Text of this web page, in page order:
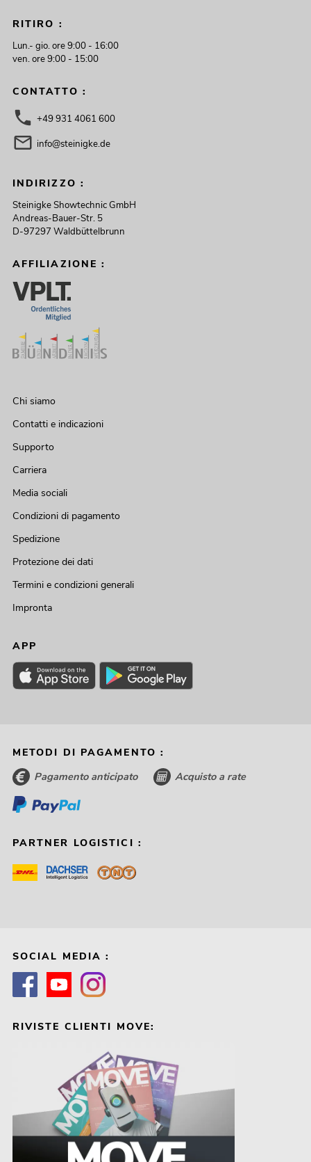
RITIRO :
Lun.- gio. ore 9:00 - 16:00
ven. ore 9:00 - 15:00
CONTATTO :
+49 931 4061 600
info@steinigke.de
INDIRIZZO :
Steinigke Showtechnic GmbH
Andreas-Bauer-Str. 5
D-97297 Waldbüttelbrunn
AFFILIAZIONE :
Chi siamo
Contatti e indicazioni
Supporto
Carriera
Media sociali
Condizioni di pagamento
Spedizione
Protezione dei dati
Termini e condizioni generali
Impronta
APP
METODI DI PAGAMENTO :
Pagamento anticipato Acquisto a rate
PARTNER LOGISTICI :
SOCIAL MEDIA :
RIVISTE CLIENTI MOVE: